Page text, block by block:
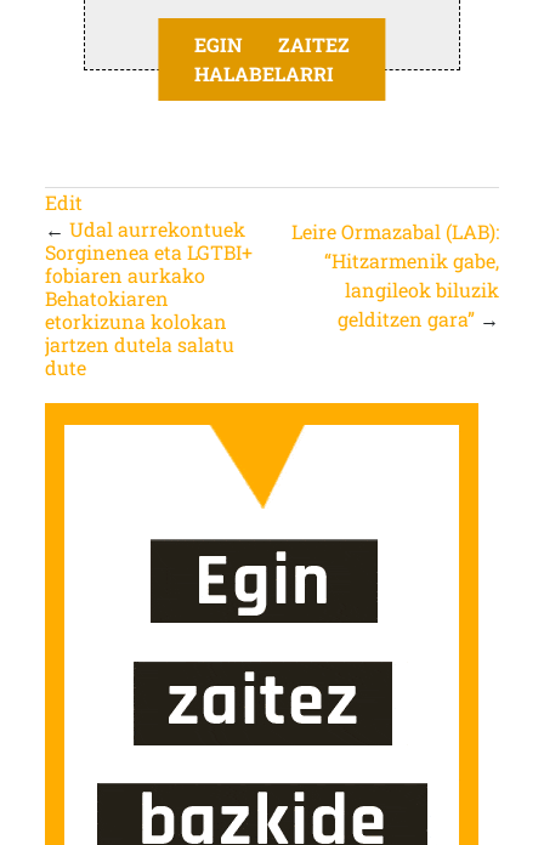
EGIN ZAITEZ
HALABELARRI
Edit
← Udal aurrekontuek
Sorginenea eta LGTBI+
fobiaren aurkako
Behatokiaren
etorkizuna kolokan
jartzen dutela salatu
dute
Leire Ormazabal (LAB):
“Hitzarmenik gabe,
langileok biluzik
gelditzen gara” →